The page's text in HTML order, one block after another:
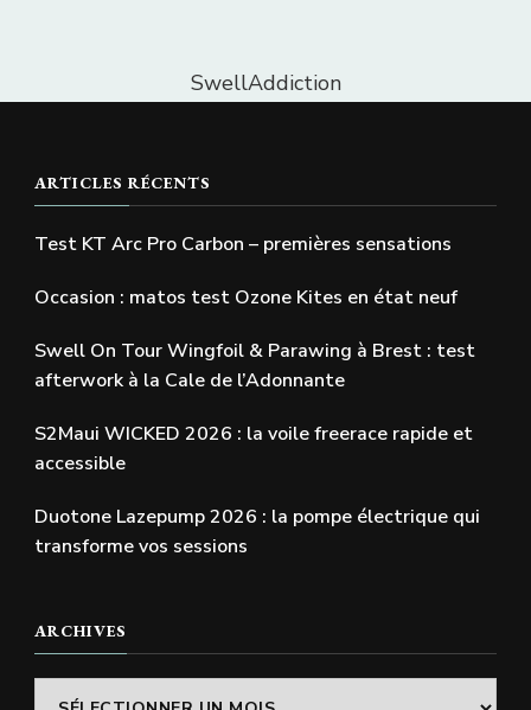
SwellAddiction
ARTICLES RÉCENTS
Test KT Arc Pro Carbon – premières sensations
Occasion : matos test Ozone Kites en état neuf
Swell On Tour Wingfoil & Parawing à Brest : test
afterwork à la Cale de l’Adonnante
S2Maui WICKED 2026 : la voile freerace rapide et
accessible
Duotone Lazepump 2026 : la pompe électrique qui
transforme vos sessions
ARCHIVES
Archives